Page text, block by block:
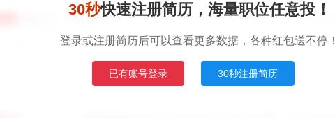
30秒快速注册简历，海量职位任意投！
登录或注册简历后可以查看更多数据，各种红包送不停！
已有账号登录 30秒注册简历